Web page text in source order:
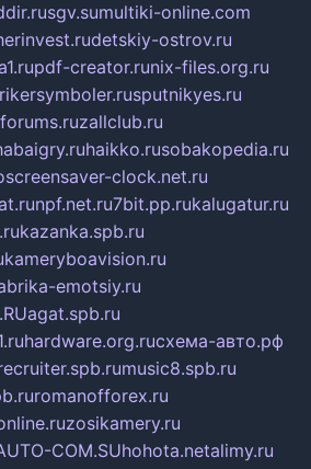
sgv.sumultiki-online.com
detskiy-ostrov.ru
pdf-creator.runix-files.org.ru
sputnikyes.ru
zallclub.ru
haikko.rusobakopedia.ru
screensaver-clock.net.ru
npf.net.ru7bit.pp.rukalugatur.ru
kazanka.spb.ru
kameryboavision.ru
emotsiy.ru
agat.spb.ru
hardware.org.ruсхема-авто.рф
music8.spb.ru
romanofforex.ru
zosikamery.ru
COM.SUhohota.netalimy.ru